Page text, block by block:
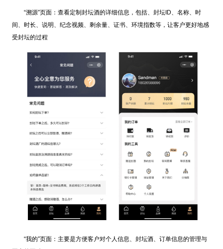
“溯源”页面：查看定制封坛酒的详细信息，包括、封坛ID、名称、时
间、时长、说明、纪念视频、剩余量、证书、环境指数等，让客户更好地感
受封坛的过程
“我的”页面：主要是方便客户对个人信息、封坛酒、订单信息的管理与